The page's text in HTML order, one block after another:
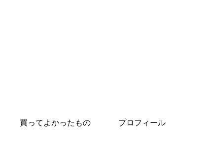
買ってよかったもの プロフィール